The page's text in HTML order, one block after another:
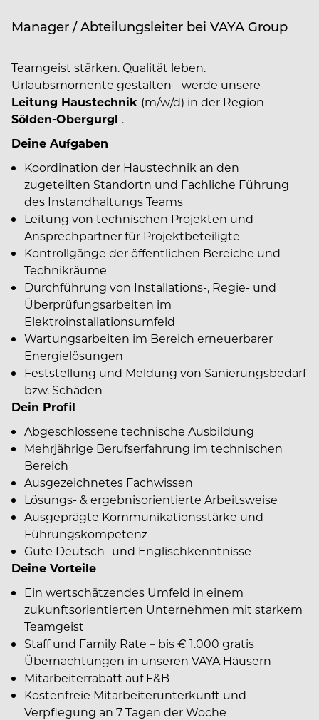
Manager / Abteilungsleiter bei VAYA Group
Teamgeist stärken. Qualität leben.
Urlaubsmomente gestalten - werde unsere
Leitung Haustechnik (m/w/d) in der Region
Sölden-Obergurgl .
Deine Aufgaben
Koordination der Haustechnik an den
zugeteilten Standortn und Fachliche Führung
des Instandhaltungs Teams
Leitung von technischen Projekten und
Ansprechpartner für Projektbeteiligte
Kontrollgänge der öffentlichen Bereiche und
Technikräume
Durchführung von Installations-, Regie- und
Überprüfungsarbeiten im
Elektroinstallationsumfeld
Wartungsarbeiten im Bereich erneuerbarer
Energielösungen
Feststellung und Meldung von Sanierungsbedarf
bzw. Schäden
Dein Profil
Abgeschlossene technische Ausbildung
Mehrjährige Berufserfahrung im technischen
Bereich
Ausgezeichnetes Fachwissen
Lösungs- & ergebnisorientierte Arbeitsweise
Ausgeprägte Kommunikationsstärke und
Führungskompetenz
Gute Deutsch- und Englischkenntnisse
Deine Vorteile
Ein wertschätzendes Umfeld in einem
zukunftsorientierten Unternehmen mit starkem
Teamgeist
Staff und Family Rate – bis € 1.000 gratis
Übernachtungen in unseren VAYA Häusern
Mitarbeiterrabatt auf F&B
Kostenfreie Mitarbeiterunterkunft und
Verpflegung an 7 Tagen der Woche